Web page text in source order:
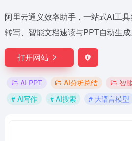
阿里云通义效率助手，一站式AI工
转写、智能文档速读与PPT自动生成
打开网站
AI-PPT AI分析总结 智
# AI写作
# AI搜索 # 大语言模型